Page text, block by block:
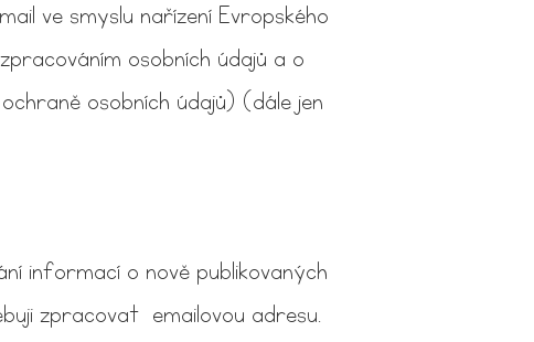
ve smyslu nařízení Evropského
osobních údajů a o
osobních údajů) (dále jen
informací o nově publikovaných
zpracovat emailovou adresu.